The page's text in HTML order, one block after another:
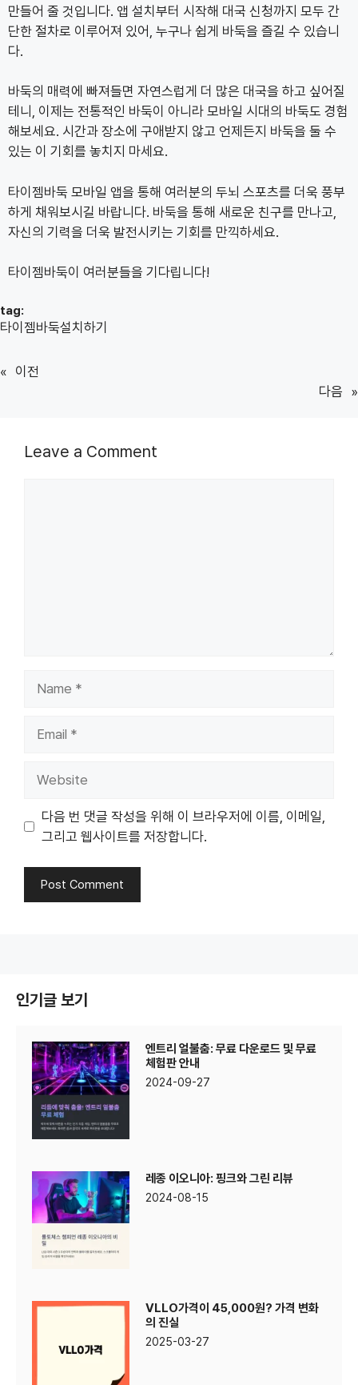
만들어 줄 것입니다. 앱 설치부터 시작해 대국 신청까지 모두 간
단한 절차로 이루어져 있어, 누구나 쉽게 바둑을 즐길 수 있습니
다.
바둑의 매력에 빠져들면 자연스럽게 더 많은 대국을 하고 싶어질
테니, 이제는 전통적인 바둑이 아니라 모바일 시대의 바둑도 경험
해보세요. 시간과 장소에 구애받지 않고 언제든지 바둑을 둘 수
있는 이 기회를 놓치지 마세요.
타이젬바둑 모바일 앱을 통해 여러분의 두뇌 스포츠를 더욱 풍부
하게 채워보시길 바랍니다. 바둑을 통해 새로운 친구를 만나고,
자신의 기력을 더욱 발전시키는 기회를 만끽하세요.
타이젬바둑이 여러분들을 기다립니다!
tag:
타이젬바둑설치하기
« 이전
다음 »
Leave a Comment
다음 번 댓글 작성을 위해 이 브라우저에 이름, 이메일,
그리고 웹사이트를 저장합니다.
인기글 보기
엔트리 얼불춤: 무료 다운로드 및 무료
체험판 안내
2024-09-27
레종 이오니아: 핑크와 그린 리뷰
2024-08-15
VLLO가격이 45,000원? 가격 변화
의 진실
2025-03-27